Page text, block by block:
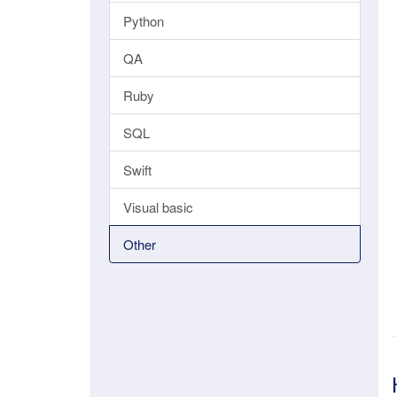
Python
QA
Ruby
SQL
Swift
Visual basic
Other